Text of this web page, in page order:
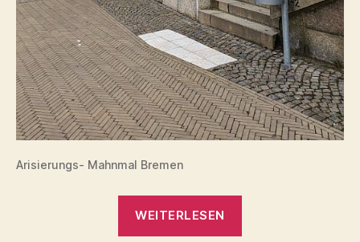
Arisierungs- Mahnmal Bremen
WEITERLESEN